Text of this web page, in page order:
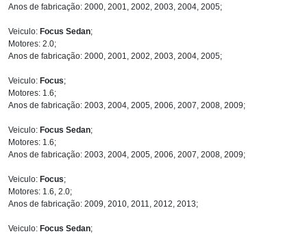
Anos de fabricação: 2000, 2001, 2002, 2003, 2004, 2005;
Veiculo: Focus Sedan;
Motores: 2.0;
Anos de fabricação: 2000, 2001, 2002, 2003, 2004, 2005;
Veiculo: Focus;
Motores: 1.6;
Anos de fabricação: 2003, 2004, 2005, 2006, 2007, 2008, 2009;
Veiculo: Focus Sedan;
Motores: 1.6;
Anos de fabricação: 2003, 2004, 2005, 2006, 2007, 2008, 2009;
Veiculo: Focus;
Motores: 1.6, 2.0;
Anos de fabricação: 2009, 2010, 2011, 2012, 2013;
Veiculo: Focus Sedan;